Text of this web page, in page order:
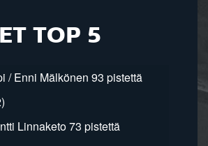
TOP 5
/ Enni Mälkönen 93 pistettä
Linnaketo 73 pistettä